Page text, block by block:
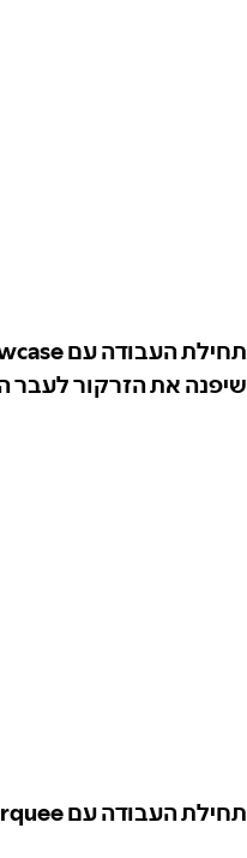
שיפנה את הזרקור לעבר
תחילת העבודה עם Marquee